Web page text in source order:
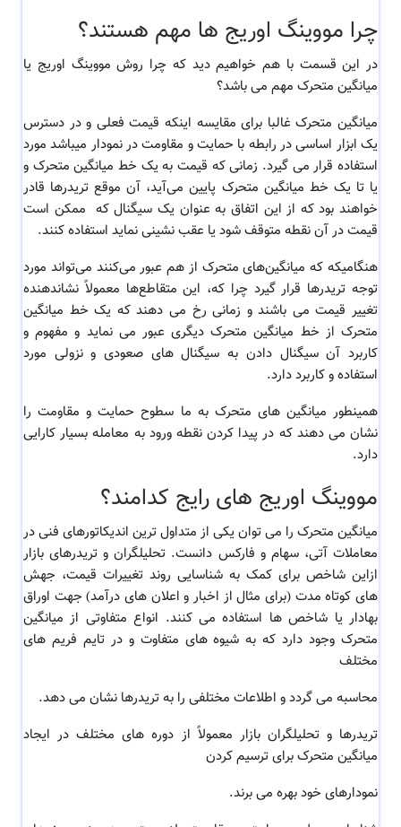
چرا مووینگ اوریج ها مهم هستند؟
در این قسمت با هم خواهیم دید که چرا روش مووینگ اوریج یا
میانگین متحرک مهم می باشد؟
میانگین متحرک غالبا برای مقایسه اینکه قیمت فعلی و در دسترس
یک ابزار اساسی در رابطه با حمایت و مقاومت در نمودار میباشد مورد
استفاده قرار می گیرد. زمانی که قیمت به یک خط میانگین متحرک و
یا تا یک خط میانگین متحرک پایین می‌آید، آن موقع تریدرها قادر
خواهند بود که از این اتفاق به عنوان یک سیگنال که ممکن است
قیمت در آن نقطه متوقف شود یا عقب‌ نشینی نماید استفاده کنند.
هنگامیکه که میانگین‌های متحرک از هم عبور می‌کنند می‌تواند مورد
توجه تریدرها قرار گیرد چرا که، این متقاطع‌ها معمولاً نشاندهنده
تغییر قیمت می باشند و زمانی رخ می دهند که یک خط میانگین
متحرک از خط میانگین متحرک دیگری عبور می نماید و مفهوم و
کاربرد آن سیگنال دادن به سیگنال های صعودی و نزولی مورد
استفاده و کاربرد دارد.
همینطور میانگین های متحرک به ما سطوح حمایت و مقاومت را
نشان می دهند که در پیدا کردن نقطه ورود به معامله بسیار کارایی
دارد.
مووینگ اوریج های رایج کدامند؟
میانگین متحرک را می توان یکی از متداول ترین اندیکاتورهای فنی در
معاملات آتی، سهام و فارکس دانست. تحلیلگران و تریدرهای بازار
ازاین شاخص برای کمک به شناسایی روند تغییرات قیمت، جهش
های کوتاه مدت (برای مثال از اخبار و اعلان های درآمد) جهت اوراق
بهادار یا شاخص ها استفاده می کنند. انواع متفاوتی از میانگین
متحرک وجود دارد که به شیوه های متفاوت و در تایم فریم های
مختلف
محاسبه می گردد و اطلاعات مختلفی را به تریدرها نشان می دهد.
تریدرها و تحلیلگران بازار معمولاً از دوره های مختلف در ایجاد
میانگین متحرک برای ترسیم کردن
نمودارهای خود بهره می برند.